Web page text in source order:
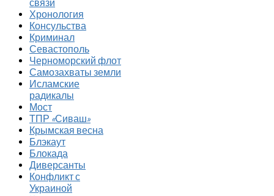
связи
Хронология
Консульства
Криминал
Севастополь
Черноморский флот
Самозахваты земли
Исламские
радикалы
Мост
ТПР «Сиваш»
Крымская весна
Блэкаут
Блокада
Диверсанты
Конфликт с
Украиной